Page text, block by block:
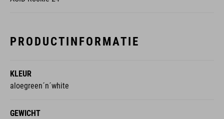
PRODUCTINFORMATIE
KLEUR
aloegreen´n´white
GEWICHT